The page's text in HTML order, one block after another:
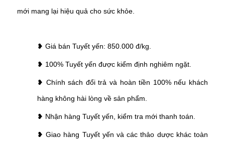
mới mang lại hiệu quả cho sức khỏe.
❥ Giá bán Tuyết yến: 850.000 đ/kg.
❥ 100% Tuyết yến được kiểm định nghiêm ngặt.
❥ Chính sách đổi trả và hoàn tiền 100% nếu khách
hàng không hài lòng về sản phẩm.
❥ Nhận hàng Tuyết yến, kiểm tra mới thanh toán.
❥ Giao hàng Tuyết yến và các thảo dược khác toàn